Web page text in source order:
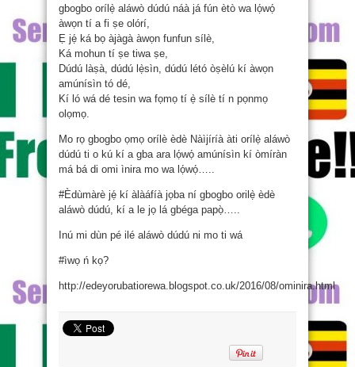
gbogbo orílẹ̀ aláwò dúdú náà já fún ètò wa lọ́wọ́
àwọn tí a fi ṣe olórí,
Ẹ jẹ́ ká bọ àjàgà àwọn funfun sílè,
Ká mohun tí ṣe tiwa ṣe,
Dúdú làṣà, dúdú lẹ̀sìn, dúdú létó òṣèlú kí àwọn
amúnísìn tó dé,
Kí ló wá dé tesin wa fọmọ tí ẹ̀ sílè tí n pọnmọ
olọmọ.
Mo rọ gbogbo ọmọ orílè èdè Nàìjíríà àti orílẹ̀ aláwò
dúdú ti o kú kí a gba ara lọ́wọ́ amúnísìn kí òmíràn
má bá di omi ìnira mo wa lọ́wọ́…..
‪#‎Èdùmàrè‬ jẹ́ kí àlàáfíà jọba ní gbogbo orilẹ̀ èdè
aláwò dúdú, kí a le jọ lá gbéga papọ̀…..
Inú mi dùn pé ilé aláwò dúdú ni mo ti wá
‪#‎ìwọ‬ ń kọ?
http://edeyorubatiorewa.blogspot.co.uk/2016/08/ominira.html